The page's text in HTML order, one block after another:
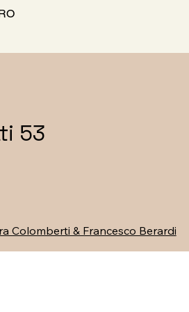
Colomberti & Francesco Berardi
53